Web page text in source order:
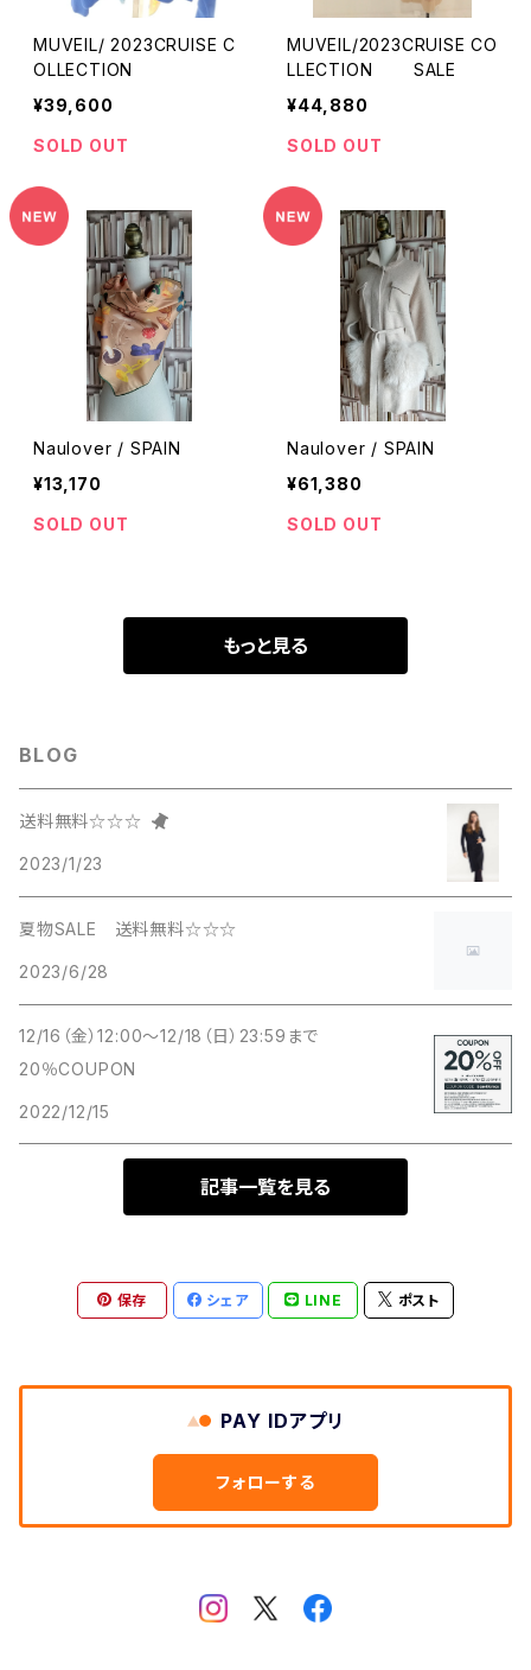
MUVEIL/ 2023CRUISE C
OLLECTION
¥39,600
SOLD OUT
MUVEIL/2023CRUISE CO
LLECTION SALE
¥44,880
SOLD OUT
Naulover / SPAIN
¥13,170
SOLD OUT
Naulover / SPAIN
¥61,380
SOLD OUT
もっと見る
BLOG
送料無料☆☆☆
2023/1/23
夏物SALE 送料無料☆☆☆
2023/6/28
12/16（金）12:00～12/18（日）23:59まで
20％COUPON
2022/12/15
記事一覧を見る
保存 シェア LINE ポスト
PAY IDアプリ
フォローする